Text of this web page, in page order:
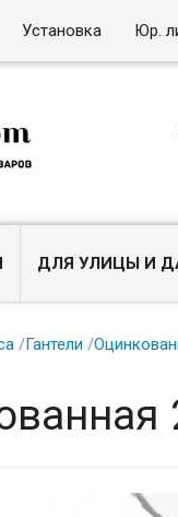
Установка Юр.
ДЛЯ УЛИЦЫ И
/Гантели /